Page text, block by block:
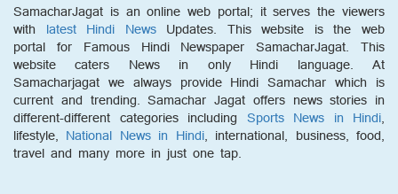
SamacharJagat is an online web portal; it serves the viewers
with latest Hindi NewsUpdates. This website is the web
portal for Famous Hindi Newspaper SamacharJagat. This
website caters News in only Hindi language. At
Samacharjagat we always provide Hindi Samachar which is
current and trending. Samachar Jagat offers news stories in
different-different categories including Sports News in Hindi,
lifestyle, National News in Hindi, international, business, food,
travel and many more in just one tap.